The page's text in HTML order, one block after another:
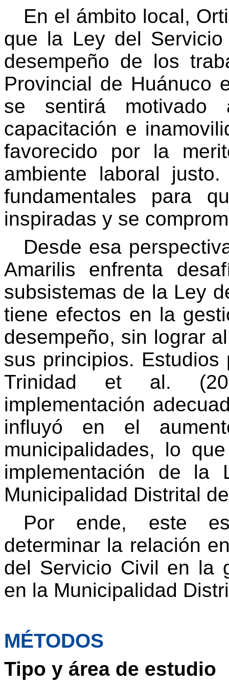
En el ámbito local,
que la Ley del
desempeño de los
Provincial de Huánuco
se sentirá motivado
capacitación e
favorecido por la
ambiente laboral
fundamentales para
inspiradas y se
Desde esa
Amarilis enfrenta
subsistemas de la Ley
tiene efectos en la
desempeño, sin lograr
sus principios.
Trinidad et al.
implementación
influyó en el
municipalidades, lo
implementación de
Municipalidad Distrital
Por ende, este
determinar la relación
del Servicio Civil en la
en la Municipalidad
MÉTODOS
Tipo y área de estudio